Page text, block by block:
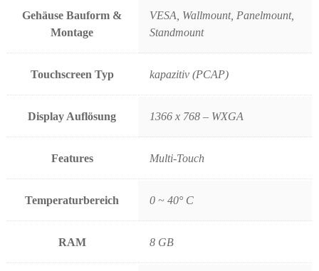
Gehäuse Bauform &
Montage
VESA, Wallmount, Panelmount,
Standmount
Touchscreen Typ kapazitiv (PCAP)
Display Auflösung 1366 x 768 – WXGA
Features Multi-Touch
Temperaturbereich 0 ~ 40° C
RAM 8 GB